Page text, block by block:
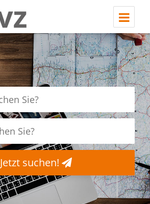
Jetzt suchen!